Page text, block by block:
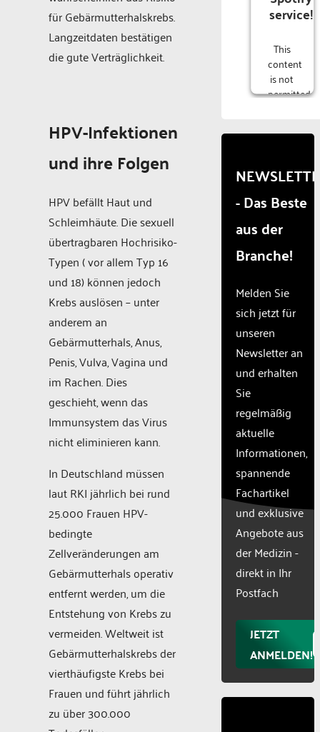
für Gebärmutterhalskrebs.
Langzeitdaten bestätigen
die gute Verträglichkeit.
HPV-Infektionen
und ihre Folgen
HPV befällt Haut und
Schleimhäute. Die sexuell
übertragbaren Hochrisiko-
Typen ( vor allem Typ 16
und 18) können jedoch
Krebs auslösen – unter
anderem an
Gebärmutterhals, Anus,
Penis, Vulva, Vagina und
im Rachen. Dies
geschieht, wenn das
Immunsystem das Virus
nicht eliminieren kann.
In Deutschland müssen
laut RKI jährlich bei rund
25.000 Frauen HPV-
bedingte
Zellveränderungen am
Gebärmutterhals operativ
entfernt werden, um die
Entstehung von Krebs zu
vermeiden. Weltweit ist
Gebärmutterhalskrebs der
vierthäufigste Krebs bei
Frauen und führt jährlich
zu über 300.000
service!
This
content
is not
permitted
due to
that
are
not
disclosed
to the
The
owner
needs
to
setup
the
site
with
CMP
to add
content
to the
list of
used.
Powered
Consent
- Das Beste
aus der
Branche!
Melden Sie
sich jetzt für
unseren
Newsletter an
und erhalten
Sie
regelmäßig
aktuelle
Informationen,
spannende
Fachartikel
und exklusive
Angebote aus
der Medizin -
direkt in Ihr
Postfach
JETZT
ANMELDEN!